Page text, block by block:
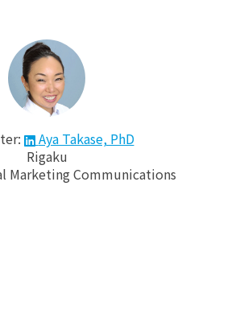
Aya Takase, PhD
Rigaku
Marketing Communications